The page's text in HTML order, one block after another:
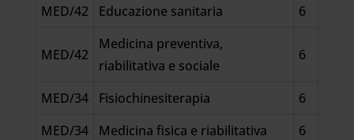
MED/42
Educazione sanitaria 6
MED/42
Medicina preventiva,
riabilitativa e sociale
6
MED/34 Fisiochinesiterapia
6
MED/34
Medicina fisica e riabilitativa 6